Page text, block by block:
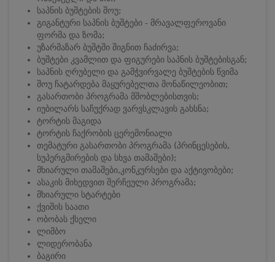
საპნის ბუშტების შოუ;
გიგანტური საპნის ბუშტები - მრავალფეროვანი
ფორმა და ზომა;
უზარმაზარ ბუშტში შიგნით ჩაძირვა;
ბუშტები კვამლით და ფიგურები საპნის ბუშტებისგან;
საპნის ღრუბელი და გამჭვირვალე ბუშტების წვიმა
შოუ ჩატარდება მაყურებელთა მონაწილეობით;
გასართობი პროგრამა მშობლებისთვის;
იუბილარს საჩუქრად ვარვსკლავის გახსნა;
ტორტის მაგიდა
ტორტის ჩაქრობის ცერემონიალი
თემატური გასართობი პროგრამა (პრინცესების,
სუპერგმირების და სხვა თამაშები);
მხიარული თამაშები,კონკურსები და აქტივობები;
ასაკის მიხედვით შერჩეული პროგრამა;
მხიარული სტარტები
ქვიშის საათი
ობობას ქსელი
ლიმბო
ლიდერობანა
ბაგირი